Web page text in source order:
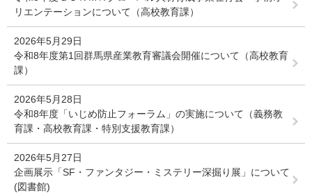
リエンテーションについて（高校教育課）
2026年5月29日
令和8年度第1回群馬県産業教育審議会開催について（高校教育
課）
2026年5月28日
令和8年度「いじめ防止フォーラム」の実施について（義務教
育課・高校教育課・特別支援教育課）
2026年5月27日
企画展示「SF・ファンタジー・ミステリー深掘り展」について
(図書館)